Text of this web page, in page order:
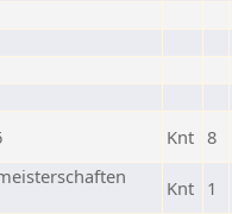
Knt 8
Knt 1